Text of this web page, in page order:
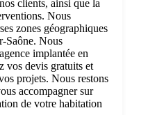
clients, ainsi que la
Nous
zones géographiques
Saône. Nous
implantée en
vos devis gratuits et
projets. Nous restons
accompagner sur
de votre habitation